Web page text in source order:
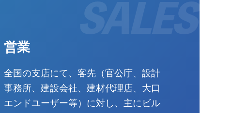
営業
全国の支店にて、客先（官公庁、設計
事務所、建設会社、建材代理店、大口
エンドユーザー等）に対し、主にビル